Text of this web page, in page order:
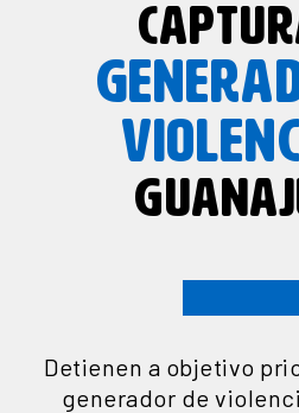
Detienen a objetivo
generador de